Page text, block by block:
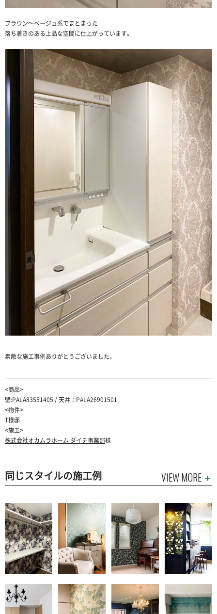
ブラウン～ベージュ系でまとまった
落ち着きのある上品な空間に仕上がっています。
素敵な施工事例ありがとうございました。
<商品>
壁:PALA83551405 / 天井：PALA26901501
<物件>
T様邸
<施工>
株式会社オカムラホーム ダイチ事業部様
同じスタイルの施工例 VIEW MORE